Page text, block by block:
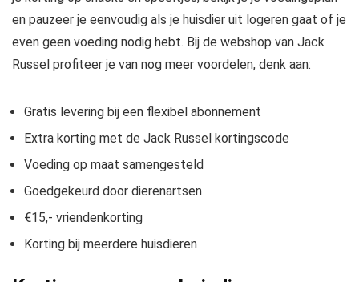
en pauzeer je eenvoudig als je huisdier uit logeren gaat of je
even geen voeding nodig hebt. Bij de webshop van Jack
Russel profiteer je van nog meer voordelen, denk aan:
Gratis levering bij een flexibel abonnement
Extra korting met de Jack Russel kortingscode
Voeding op maat samengesteld
Goedgekeurd door dierenartsen
€15,- vriendenkorting
Korting bij meerdere huisdieren